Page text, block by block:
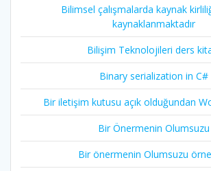
Bilimsel çalışmalarda kaynak
kaynaklanmaktadır
Bilişim Teknolojileri ders
Binary serialization in C#
Bir iletişim kutusu açık olduğundan
Bir Önermenin Olumsuzu
Bir önermenin Olumsuzu